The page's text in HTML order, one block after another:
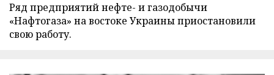
Ряд предприятий нефте- и газодобычи
«Нафтогаза» на востоке Украины приостановили
свою работу.